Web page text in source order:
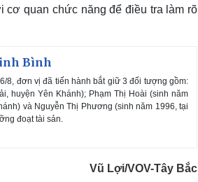
cơ quan chức năng để điều tra làm rõ
Bình
8, đơn vị đã tiến hành bắt giữ 3 đối tượng gồm:
huyện Yên Khánh); Phạm Thị Hoài (sinh năm
và Nguyễn Thị Phương (sinh năm 1996, tại
đoạt tài sản.
Vũ Lợi/VOV-Tây Bắc